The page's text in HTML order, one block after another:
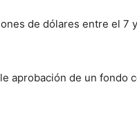
de dólares entre el 7
aprobación de un fondo